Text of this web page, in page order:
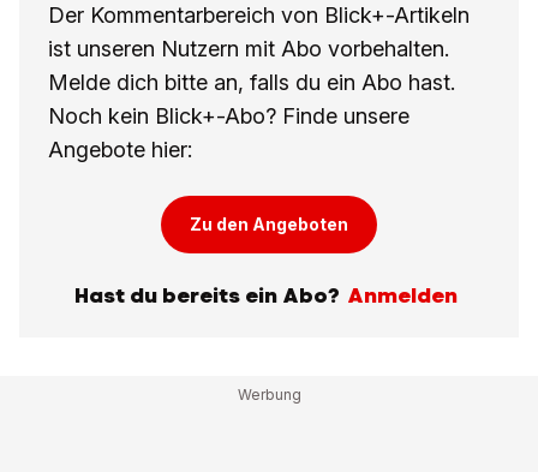
Der Kommentarbereich von Blick+-Artikeln
ist unseren Nutzern mit Abo vorbehalten.
Melde dich bitte an, falls du ein Abo hast.
Noch kein Blick+-Abo? Finde unsere
Angebote hier:
Zu den Angeboten
Hast du bereits ein Abo? Anmelden